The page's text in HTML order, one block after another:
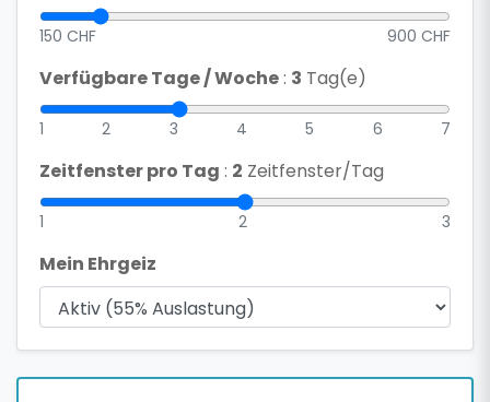
150 CHF 900 CHF
Verfügbare Tage / Woche: 3 Tag(e)
1 2 3 4 5 6 7
Zeitfenster pro Tag : 2 Zeitfenster/Tag
1 2 3
Mein Ehrgeiz